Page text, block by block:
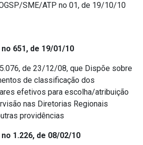
SME/ATP no 01, de 19/10/10
651, de 19/01/10
de 23/12/08, que Dispõe sobre
de classificação dos
efetivos para escolha/atribuição
nas Diretorias Regionais
providências
1.226, de 08/02/10